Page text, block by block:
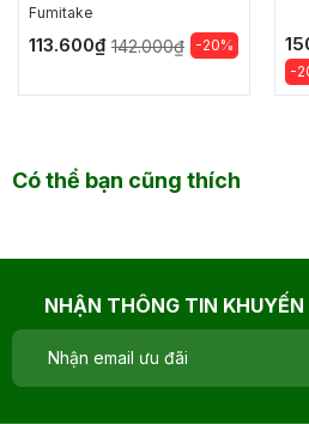
Fumitake
113.600₫ 142.000₫ -20%
-
Có thể bạn cũng thích
NHẬN THÔNG TIN